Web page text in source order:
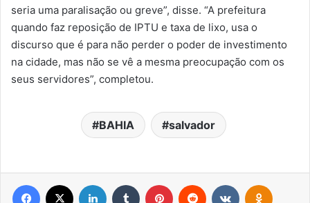
seria uma paralisação ou greve”, disse. “A prefeitura
quando faz reposição de IPTU e taxa de lixo, usa o
discurso que é para não perder o poder de investimento
na cidade, mas não se vê a mesma preocupação com os
seus servidores”, completou.
BAHIA salvador
Facebook Linkedin Tumblr Pinterest Reddit